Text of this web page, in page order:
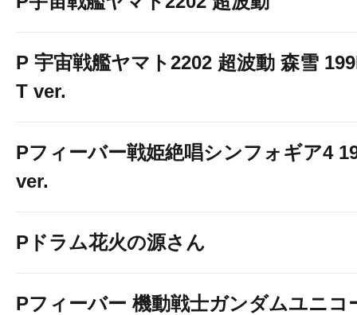
P 宇宙戦艦ヤマト2202 超波動 森雪
T ver.
Pフィーバー戦姫絶唱シンフォギア4
ver.
Pドラム花火の源さん
Pフィーバー 機動戦士ガンダムユニコ